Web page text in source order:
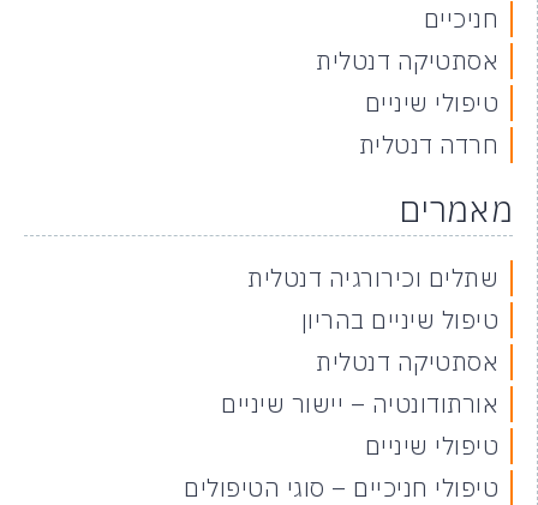
חניכיים
אסתטיקה דנטלית
טיפולי שיניים
חרדה דנטלית
מאמרים
שתלים וכירורגיה דנטלית
טיפול שיניים בהריון
אסתטיקה דנטלית
אורתודונטיה – יישור שיניים
טיפולי שיניים
טיפולי חניכיים – סוגי הטיפולים